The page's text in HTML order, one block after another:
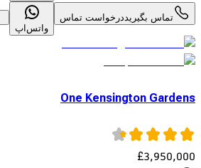
تماس بگیرید درخواست تماس
واتس‌اپ
One Kensington Gardens
£3,950,000